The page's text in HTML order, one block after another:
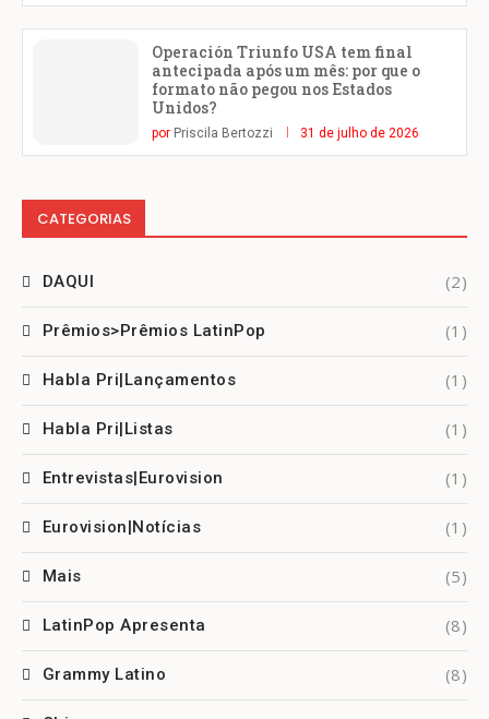
Operación Triunfo USA tem final
antecipada após um mês: por que o
formato não pegou nos Estados
Unidos?
por Priscila Bertozzi 31 de julho de 2026
CATEGORIAS
DAQUI (2)
Prêmios>Prêmios LatinPop (1)
Habla Pri|Lançamentos (1)
Habla Pri|Listas (1)
Entrevistas|Eurovision (1)
Eurovision|Notícias (1)
Mais (5)
LatinPop Apresenta (8)
Grammy Latino (8)